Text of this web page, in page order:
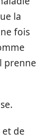
la
fois
prenne
et de